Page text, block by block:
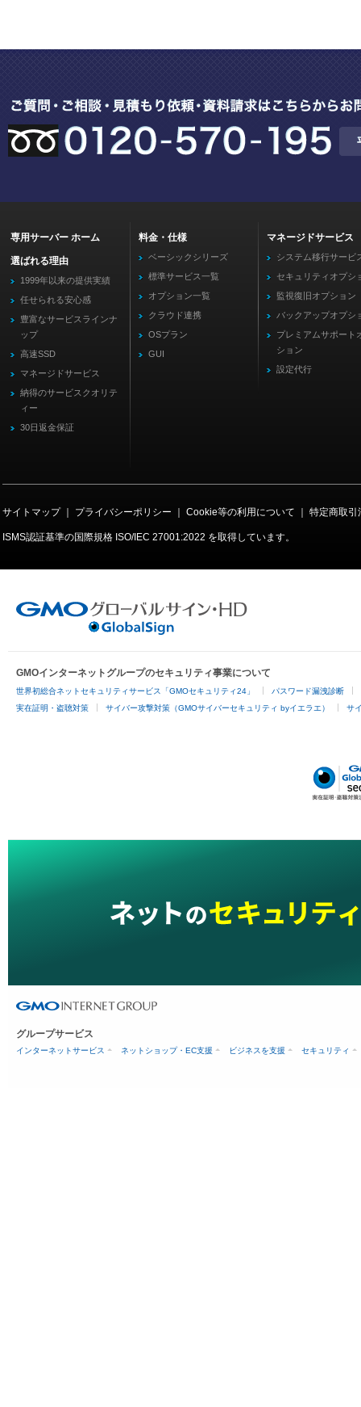
専用サーバー ホーム
選ばれる理由
1999年以来の提供実績
任せられる安心感
豊富なサービスラインナ
ップ
高速SSD
マネージドサービス
納得のサービスクオリテ
ィー
30日返金保証
料金・仕様
ベーシックシリーズ
標準サービス一覧
オプション一覧
クラウド連携
OSプラン
GUI
マネージドサービス
システム移行サービ
セキュリティオプシ
監視復旧オプション
バックアップオプシ
プレミアムサポート
ション
設定代行
サイトマップ｜ プライバシーポリシー Cookie等の利用について 特定商取引
ISMS認証基準の国際規格 ISO/IEC 27001:2022 を取得しています。
GMOインターネットグループのセキュリティ事業について
世界初総合ネットセキュリティサービス「GMOセキュリティ24」
パスワード漏洩診断
実在証明・盗聴対策
サイバー攻撃対策（GMOサイバーセキュリティ byイエラエ） サ
グループサービス
インターネットサービス ネットショップ・EC支援 ビジネスを支援 セキュリティ